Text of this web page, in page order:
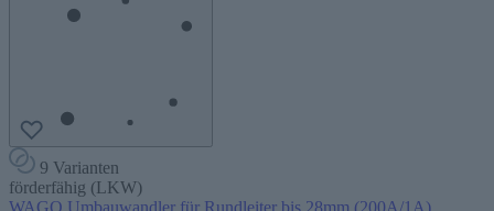
9 Varianten
förderfähig (LKW)
WAGO Umbauwandler für Rundleiter bis 28mm (200A/1A)